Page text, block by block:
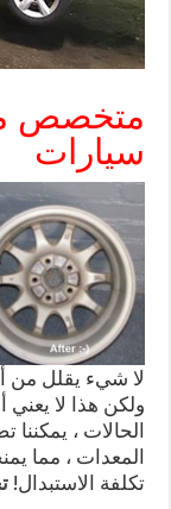
متخصص
سيارات
لا شيء يقلل من
ولكن هذا لا
الحالات ،
المعدات ، مما
تكلفة الاستبدال!